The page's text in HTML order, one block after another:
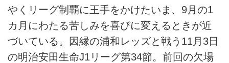
やくリーグ制覇に王手をかけたいま、9月の1
カ月にわたる苦しみを喜びに変えるときが近
づいている。因縁の浦和レッズと戦う11月3日
の明治安田生命J1リーグ第34節。前回の欠場